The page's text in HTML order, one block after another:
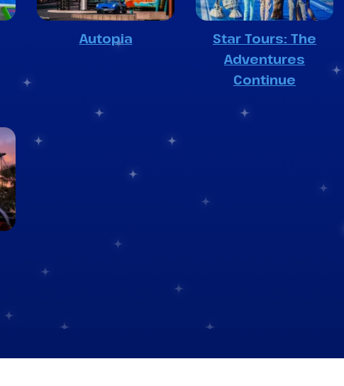
Autopia
Star Tours: The
Adventures
Continue